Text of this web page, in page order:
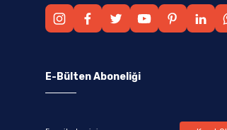
E-Bülten Aboneliği